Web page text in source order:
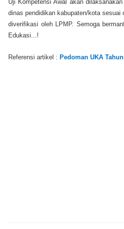
Uji Kompetensi Awal akan
dinas pendidikan kabupaten/kota sesuai
diverifikasi oleh LPMP. Semoga
Edukasi...!
Referensi artikel : Pedoman UKA